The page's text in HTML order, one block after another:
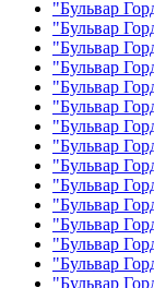
"Бульвар
"Бульвар
"Бульвар
"Бульвар
"Бульвар
"Бульвар
"Бульвар
"Бульвар
"Бульвар
"Бульвар
"Бульвар
"Бульвар
"Бульвар
"Бульвар
"Бульвар